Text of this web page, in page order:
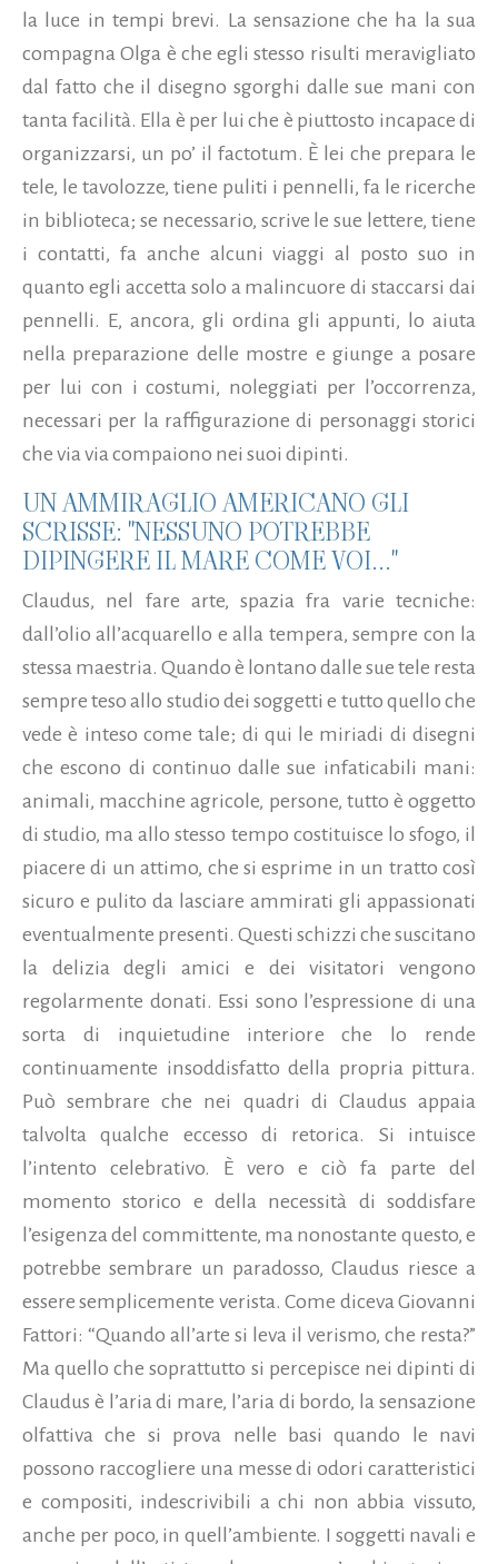
la luce in tempi brevi. La sensazione che ha la sua
compagna Olga è che egli stesso risulti meravigliato
dal fatto che il disegno sgorghi dalle sue mani con
tanta facilità. Ella è per lui che è piuttosto incapace di
organizzarsi, un po’ il factotum. È lei che prepara le
tele, le tavolozze, tiene puliti i pennelli, fa le ricerche
in biblioteca; se necessario, scrive le sue lettere, tiene
i contatti, fa anche alcuni viaggi al posto suo in
quanto egli accetta solo a malincuore di staccarsi dai
pennelli. E, ancora, gli ordina gli appunti, lo aiuta
nella preparazione delle mostre e giunge a posare
per lui con i costumi, noleggiati per l’occorrenza,
necessari per la raffigurazione di personaggi storici
che via via compaiono nei suoi dipinti.
UN AMMIRAGLIO AMERICANO GLI
SCRISSE: "NESSUNO POTREBBE
DIPINGERE IL MARE COME VOI..."
Claudus, nel fare arte, spazia fra varie tecniche:
dall’olio all’acquarello e alla tempera, sempre con la
stessa maestria. Quando è lontano dalle sue tele resta
sempre teso allo studio dei soggetti e tutto quello che
vede è inteso come tale; di qui le miriadi di disegni
che escono di continuo dalle sue infaticabili mani:
animali, macchine agricole, persone, tutto è oggetto
di studio, ma allo stesso tempo costituisce lo sfogo, il
piacere di un attimo, che si esprime in un tratto così
sicuro e pulito da lasciare ammirati gli appassionati
eventualmente presenti. Questi schizzi che suscitano
la delizia degli amici e dei visitatori vengono
regolarmente donati. Essi sono l’espressione di una
sorta di inquietudine interiore che lo rende
continuamente insoddisfatto della propria pittura.
Può sembrare che nei quadri di Claudus appaia
talvolta qualche eccesso di retorica. Si intuisce
l’intento celebrativo. È vero e ciò fa parte del
momento storico e della necessità di soddisfare
l’esigenza del committente, ma nonostante questo, e
potrebbe sembrare un paradosso, Claudus riesce a
essere semplicemente verista. Come diceva Giovanni
Fattori: “Quando all’arte si leva il verismo, che resta?”
Ma quello che soprattutto si percepisce nei dipinti di
Claudus è l’aria di mare, l’aria di bordo, la sensazione
olfattiva che si prova nelle basi quando le navi
possono raccogliere una messe di odori caratteristici
e compositi, indescrivibili a chi non abbia vissuto,
anche per poco, in quell’ambiente. I soggetti navali e